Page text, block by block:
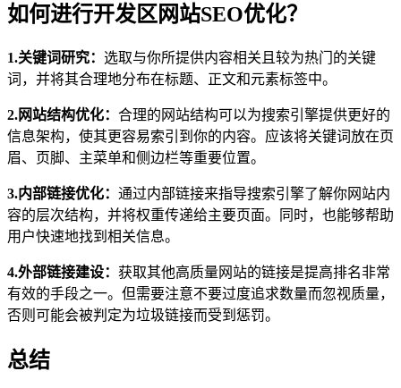
如何进行开发区网站SEO优化？
1.关键词研究： 选取与你所提供内容相关且较为热门的关键
词，并将其合理地分布在标题、正文和元素标签中。
2.网站结构优化： 合理的网站结构可以为搜索引擎提供更好的
信息架构，使其更容易索引到你的内容。应该将关键词放在页
眉、页脚、主菜单和侧边栏等重要位置。
3.内部链接优化： 通过内部链接来指导搜索引擎了解你网站内
容的层次结构，并将权重传递给主要页面。同时，也能够帮助
用户快速地找到相关信息。
4.外部链接建设： 获取其他高质量网站的链接是提高排名非常
有效的手段之一。但需要注意不要过度追求数量而忽视质量，
否则可能会被判定为垃圾链接而受到惩罚。
总结